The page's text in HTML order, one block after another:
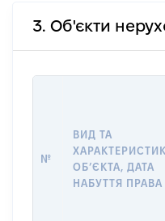
3. Об'єкти
№
ВИД ТА
ОБʼЄКТА, ДАТА
НАБУТТЯ ПРАВА